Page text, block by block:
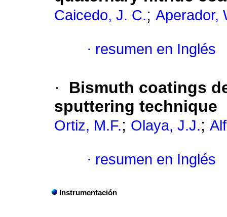
Caicedo, J. C.; Aperador,
· resumen en Inglés
·
Bismuth coatings
sputtering technique
Ortiz, M.F.; Olaya, J.J.;
· resumen en Inglés
Instrumentación